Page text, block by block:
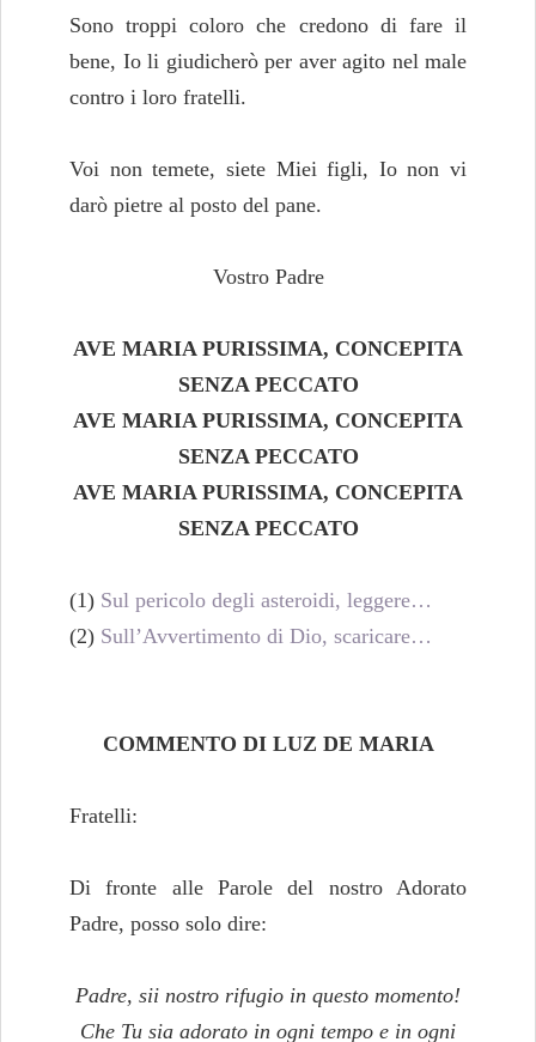
Sono troppi coloro che credono di fare il
bene, Io li giudicherò per aver agito nel male
contro i loro fratelli.
Voi non temete, siete Miei figli, Io non vi
darò pietre al posto del pane.
Vostro Padre
AVE MARIA PURISSIMA, CONCEPITA
SENZA PECCATO
AVE MARIA PURISSIMA, CONCEPITA
SENZA PECCATO
AVE MARIA PURISSIMA, CONCEPITA
SENZA PECCATO
(1) Sul pericolo degli asteroidi, leggere…
(2) Sull’Avvertimento di Dio, scaricare…
COMMENTO DI LUZ DE MARIA
Fratelli:
Di fronte alle Parole del nostro Adorato
Padre, posso solo dire:
Padre, sii nostro rifugio in questo momento!
Che Tu sia adorato in ogni tempo e in ogni